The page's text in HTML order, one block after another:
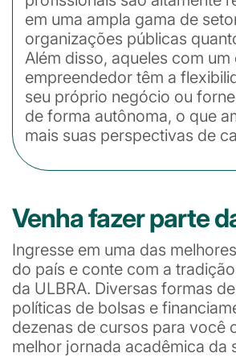
em uma ampla gama de
organizações públicas
Além disso, aqueles com um
empreendedor têm a
seu próprio negócio ou
de forma autônoma, o que
mais suas perspectivas de
Venha fazer parte
Ingresse em uma das
do país e conte com a
da ULBRA. Diversas formas
políticas de bolsas e
dezenas de cursos para você
melhor jornada acadêmica da